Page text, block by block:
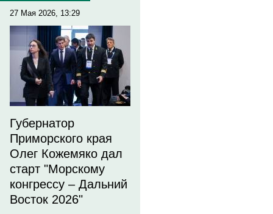
27 Мая 2026, 13:29
Губернатор
Приморского края
Олег Кожемяко дал
старт "Морскому
конгрессу – Дальний
Восток 2026"